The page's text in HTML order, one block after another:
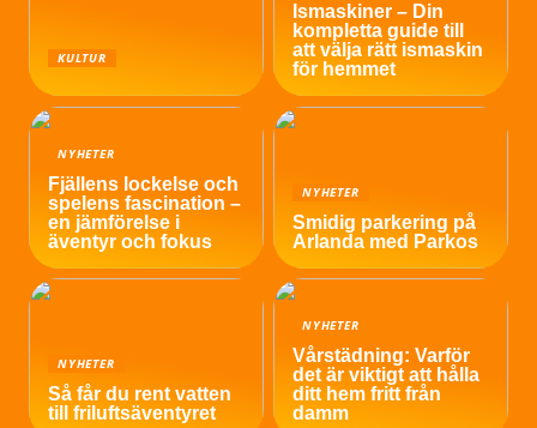
KULTUR
Ismaskiner – Din
kompletta guide till
att välja rätt ismaskin
för hemmet
NYHETER
Fjällens lockelse och
spelens fascination –
en jämförelse i
äventyr och fokus
NYHETER
Smidig parkering på
Arlanda med Parkos
NYHETER
Så får du rent vatten
till friluftsäventyret
NYHETER
Vårstädning: Varför
det är viktigt att hålla
ditt hem fritt från
damm